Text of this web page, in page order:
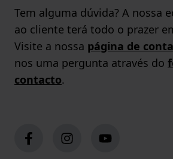
Tem alguma dúvida? A nossa
ao cliente terá todo o prazer
Visite a nossa página de
nos uma pergunta através do
contacto.